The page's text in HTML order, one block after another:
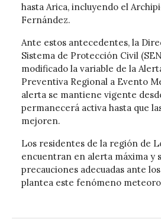
hasta Arica, incluyendo el
Fernández.
Ante estos antecedentes, la
Sistema de Protección Civil
modificado la variable de la
Preventiva Regional a Evento
alerta se mantiene vigente
permanecerá activa hasta que
mejoren.
Los residentes de la región de
encuentran en alerta máxima y
precauciones adecuadas ante
plantea este fenómeno